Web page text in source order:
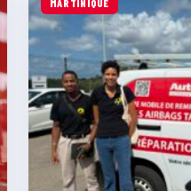
MARTINIQUE